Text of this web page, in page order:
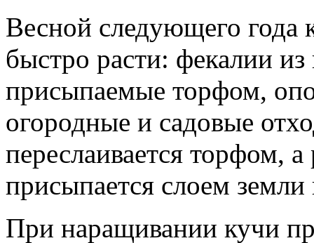
Весной следующего года
быстро расти: фекалии
присыпаемые торфом,
огородные и садовые
переслаивается торфом, а
присыпается слоем
При наращивании кучи